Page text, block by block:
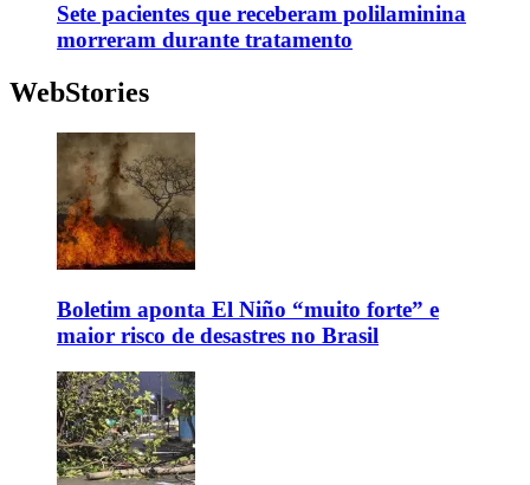
Sete pacientes que receberam polilaminina
morreram durante tratamento
WebStories
Boletim aponta El Niño “muito forte” e
maior risco de desastres no Brasil